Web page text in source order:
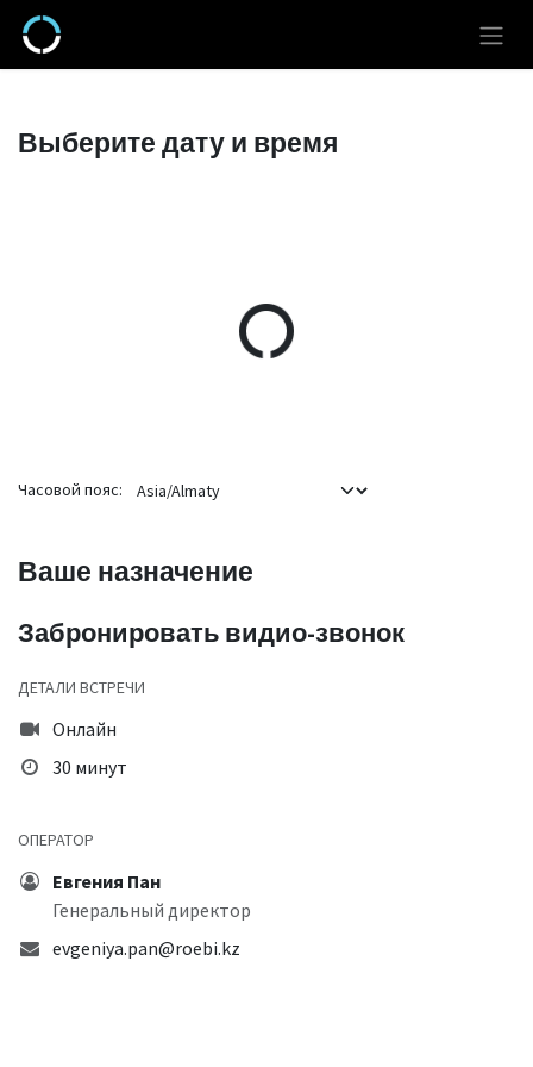
Перейти к содержимому
Выберите дату и время
Часовой пояс:
Ваше назначение
Забронировать видио-звонок
ДЕТАЛИ ВСТРЕЧИ
Онлайн
30 минут
ОПЕРАТОР
Евгения Пан
Генеральный директор
evgeniya.pan@roebi.kz